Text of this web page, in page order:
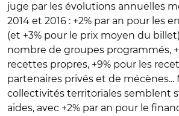
juge par les évolutions annuelles
2014 et 2016 : +2% par an pour les
(et +3% pour le prix moyen du
nombre de groupes programmés,
recettes propres, +9% pour les
partenaires privés et de mécènes...
collectivités territoriales semblent
aides, avec +2% par an pour le